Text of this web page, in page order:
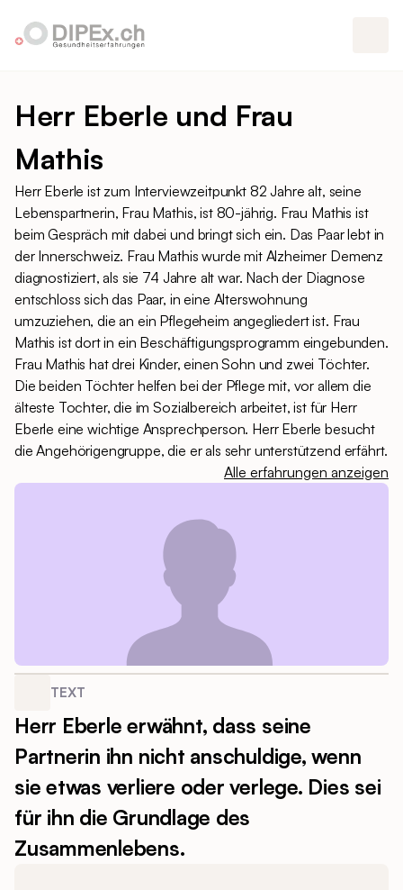
Herr Eberle und Frau
Mathis
Herr Eberle ist zum Interviewzeitpunkt 82 Jahre alt, seine
Lebenspartnerin, Frau Mathis, ist 80-jährig. Frau Mathis ist
beim Gespräch mit dabei und bringt sich ein. Das Paar lebt in
der Innerschweiz. Frau Mathis wurde mit Alzheimer Demenz
diagnostiziert, als sie 74 Jahre alt war. Nach der Diagnose
entschloss sich das Paar, in eine Alterswohnung
umzuziehen, die an ein Pflegeheim angegliedert ist. Frau
Mathis ist dort in ein Beschäftigungsprogramm eingebunden.
Frau Mathis hat drei Kinder, einen Sohn und zwei Töchter.
Die beiden Töchter helfen bei der Pflege mit, vor allem die
älteste Tochter, die im Sozialbereich arbeitet, ist für Herr
Eberle eine wichtige Ansprechperson. Herr Eberle besucht
die Angehörigengruppe, die er als sehr unterstützend erfährt.
Alle erfahrungen anzeigen
TEXT
Herr Eberle erwähnt, dass seine
Partnerin ihn nicht anschuldige, wenn
sie etwas verliere oder verlege. Dies sei
für ihn die Grundlage des
Zusammenlebens.